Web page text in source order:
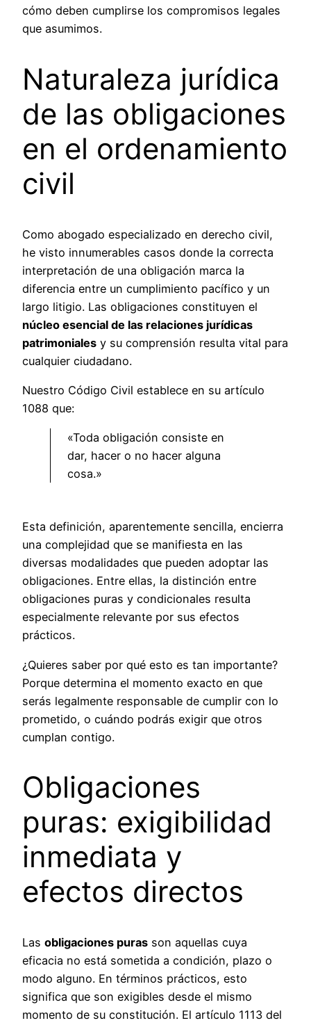
cómo deben cumplirse los compromisos legales
que asumimos.
Naturaleza jurídica
de las obligaciones
en el ordenamiento
civil
Como abogado especializado en derecho civil,
he visto innumerables casos donde la correcta
interpretación de una obligación marca la
diferencia entre un cumplimiento pacífico y un
largo litigio. Las obligaciones constituyen el
núcleo esencial de las relaciones jurídicas
patrimoniales y su comprensión resulta vital para
cualquier ciudadano.
Nuestro Código Civil establece en su artículo
1088 que:
«Toda obligación consiste en
dar, hacer o no hacer alguna
cosa.»
Esta definición, aparentemente sencilla, encierra
una complejidad que se manifiesta en las
diversas modalidades que pueden adoptar las
obligaciones. Entre ellas, la distinción entre
obligaciones puras y condicionales resulta
especialmente relevante por sus efectos
prácticos.
¿Quieres saber por qué esto es tan importante?
Porque determina el momento exacto en que
serás legalmente responsable de cumplir con lo
prometido, o cuándo podrás exigir que otros
cumplan contigo.
Obligaciones
puras: exigibilidad
inmediata y
efectos directos
Las obligaciones puras son aquellas cuya
eficacia no está sometida a condición, plazo o
modo alguno. En términos prácticos, esto
significa que son exigibles desde el mismo
momento de su constitución. El artículo 1113 del